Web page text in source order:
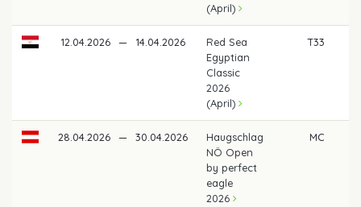
(April)
12.04.2026 — 14.04.2026
Red Sea
Egyptian
Classic
2026
(April)
T33
28.04.2026 — 30.04.2026
Haugschlag
NÖ Open
by perfect
eagle
2026
MC